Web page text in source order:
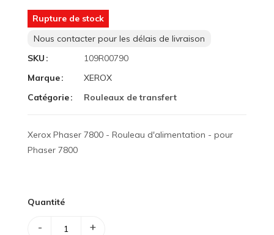
Rupture de stock
Nous contacter pour les délais de livraison
SKU
109R00790
Marque
XEROX
Catégorie
Rouleaux de transfert
Xerox Phaser 7800 - Rouleau d'alimentation - pour
Phaser 7800
Quantité
- +